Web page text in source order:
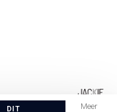
DIT Meer